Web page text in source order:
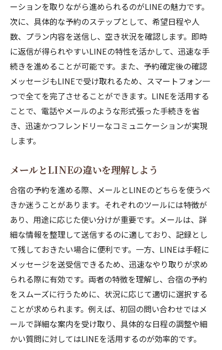
返信を早めるポイントとは
スムーズな予約につながるメールのコツ
問い合わせ時の必要情報リスト
返信メールの確認ポイント
トラブルを防ぐための注意点
迷わない合宿施設選びのコツXの活用で情報収集
Xでの施設情報検索の手順
選び方のポイントを押さえよう
予約前に確認する施設の特徴
Xで問い合わせ前に知るべきこと
初めての合宿予約安心のための注意点と問い合
わせのポイント
初心者のための問い合わせガイド
予約前に知っておくべき基本情報
安心して予約するための確認事項
問い合わせ時に注意すべき点
合宿予約初心者が陥りがちなミス
初めての予約をスムーズにするコツ
合宿の問い合わせツールを使いこなそうLINEと
ーションを取りながら進められるのがLINEの魅力です。
次に、具体的な予約のステップとして、希望日程や人
数、プラン内容を送信し、空き状況を確認します。即時
に返信が得られやすいLINEの特性を活かして、迅速な手
続きを進めることが可能です。また、予約確定後の確認
メッセージもLINEで受け取れるため、スマートフォン一
つで全てを完了させることができます。LINEを活用する
ことで、電話やメールのような形式張った手続きを省
き、迅速かつフレンドリーなコミュニケーションが実現
します。
メールとLINEの違いを理解しよう
合宿の予約を進める際、メールとLINEのどちらを使うべ
きか迷うことがあります。それぞれのツールには特徴が
あり、用途に応じた使い分けが重要です。メールは、詳
細な情報を整理して送信するのに適しており、記録とし
て残しておきたい場合に便利です。一方、LINEは手軽に
メッセージを送受信できるため、迅速なやり取りが求め
られる際に有効です。両者の特徴を理解し、合宿の予約
をスムーズに行うために、状況に応じて適切に選択する
ことが求められます。例えば、初回の問い合わせではメ
ールで詳細な案内を受け取り、具体的な日程の調整や細
かい質問に対してはLINEを活用するのが効率的です。